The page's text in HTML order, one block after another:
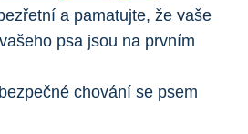
a pamatujte, že vaše
psa jsou na prvním